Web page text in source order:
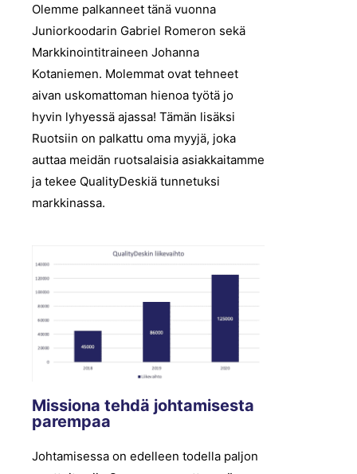
Olemme palkanneet tänä vuonna
Juniorkoodarin Gabriel Romeron sekä
Markkinointitraineen Johanna
Kotaniemen. Molemmat ovat tehneet
aivan uskomattoman hienoa työtä jo
hyvin lyhyessä ajassa! Tämän lisäksi
Ruotsiin on palkattu oma myyjä, joka
auttaa meidän ruotsalaisia asiakkaitamme
ja tekee QualityDeskiä tunnetuksi
markkinassa.
Missiona tehdä johtamisesta
parempaa
Johtamisessa on edelleen todella paljon